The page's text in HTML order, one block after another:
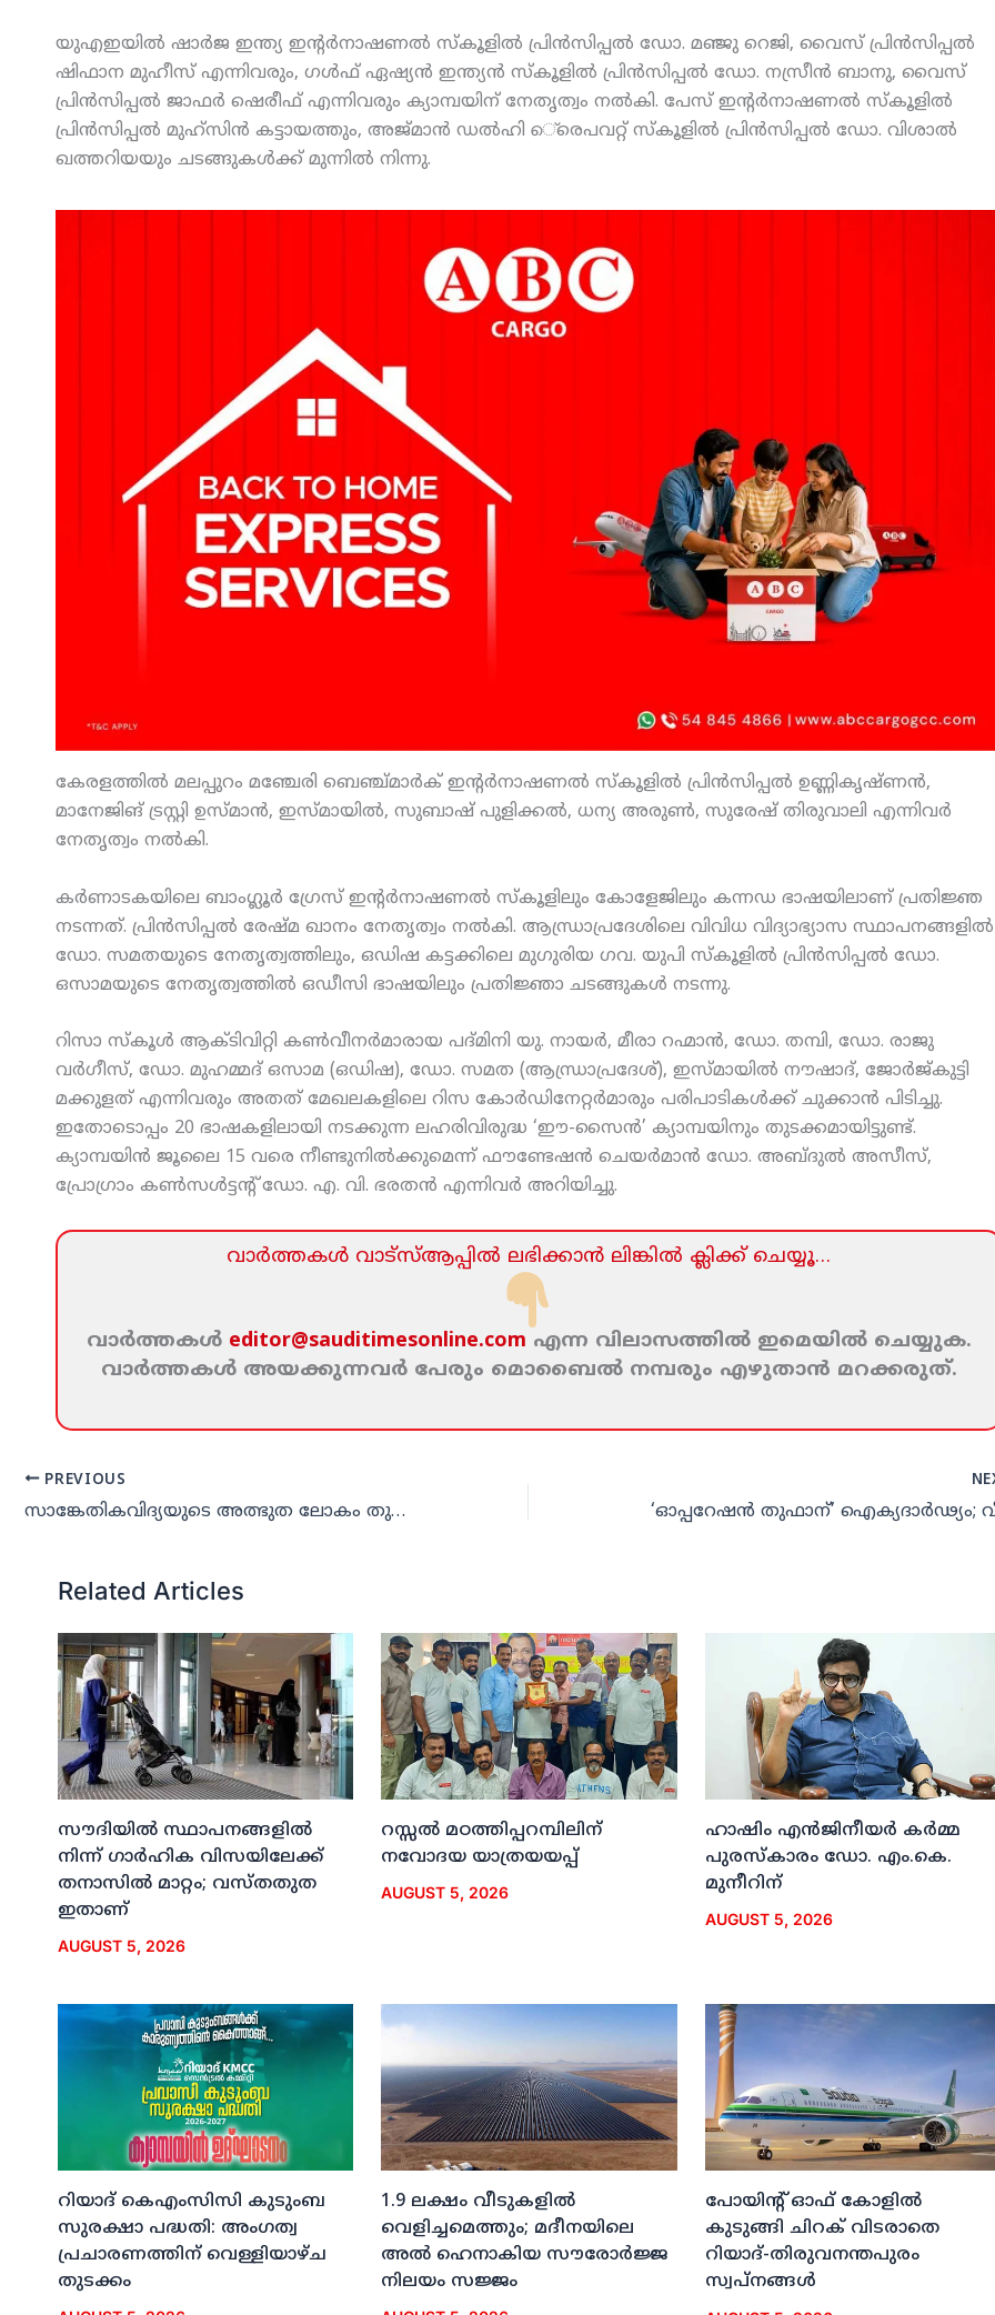
യുഎഇയില്‍ ഷാര്‍ജ ഇന്ത്യ ഇന്റര്‍നാഷണല്‍ സ്‌കൂളില്‍ പ്രിന്‍സിപ്പല്‍ ഡോ. മഞ്ജു റെജി, വൈസ് പ്രിന്‍സിപ്പല്‍
ഷിഫാന മുഹീസ് എന്നിവരും, ഗള്‍ഫ് ഏഷ്യന്‍ ഇന്ത്യന്‍ സ്‌കൂളില്‍ പ്രിന്‍സിപ്പല്‍ ഡോ. നസ്രീന്‍ ബാനു, വൈസ്
പ്രിന്‍സിപ്പല്‍ ജാഫര്‍ ഷെരീഫ് എന്നിവരും ക്യാമ്പയിന് നേതൃത്വം നല്‍കി. പേസ് ഇന്റര്‍നാഷണല്‍ സ്‌കൂളില്‍
പ്രിന്‍സിപ്പല്‍ മുഹ്‌സിന്‍ കട്ടായത്തും, അജ്മാന്‍ ഡല്‍ഹി െ്രെപവറ്റ് സ്‌കൂളില്‍ പ്രിന്‍സിപ്പല്‍ ഡോ. വിശാല്‍
ഖത്തറിയയും ചടങ്ങുകള്‍ക്ക് മുന്നില്‍ നിന്നു.
കേരളത്തില്‍ മലപ്പുറം മഞ്ചേരി ബെഞ്ച്മാര്‍ക് ഇന്റര്‍നാഷണല്‍ സ്‌കൂളില്‍ പ്രിന്‍സിപ്പല്‍ ഉണ്ണികൃഷ്ണന്‍,
മാനേജിങ് ട്രസ്റ്റി ഉസ്മാന്‍, ഇസ്മായില്‍, സുബാഷ് പുളിക്കല്‍, ധന്യ അരുണ്‍, സുരേഷ് തിരുവാലി എന്നിവര്‍
നേതൃത്വം നല്‍കി.
കര്‍ണാടകയിലെ ബാംഗ്ലൂര്‍ ഗ്രേസ് ഇന്റര്‍നാഷണല്‍ സ്‌കൂളിലും കോളേജിലും കന്നഡ ഭാഷയിലാണ് പ്രതിജ്ഞ
നടന്നത്. പ്രിന്‍സിപ്പല്‍ രേഷ്മ ഖാനം നേതൃത്വം നല്‍കി. ആന്ധ്രാപ്രദേശിലെ വിവിധ വിദ്യാഭ്യാസ സ്ഥാപനങ്ങളില്‍
ഡോ. സമതയുടെ നേതൃത്വത്തിലും, ഒഡിഷ കട്ടക്കിലെ മുഗുരിയ ഗവ. യുപി സ്‌കൂളില്‍ പ്രിന്‍സിപ്പല്‍ ഡോ.
ഒസാമയുടെ നേതൃത്വത്തില്‍ ഒഡീസി ഭാഷയിലും പ്രതിജ്ഞാ ചടങ്ങുകള്‍ നടന്നു.
റിസാ സ്‌കൂള്‍ ആക്ടിവിറ്റി കണ്‍വീനര്‍മാരായ പദ്മിനി യു. നായര്‍, മീരാ റഹ്മാന്‍, ഡോ. തമ്പി, ഡോ. രാജു
വര്‍ഗീസ്, ഡോ. മുഹമ്മദ് ഒസാമ (ഒഡിഷ), ഡോ. സമത (ആന്ധ്രാപ്രദേശ്), ഇസ്മായില്‍ നൗഷാദ്, ജോര്‍ജ്കുട്ടി
മക്കുളത് എന്നിവരും അതത് മേഖലകളിലെ റിസ കോര്‍ഡിനേറ്റര്‍മാരും പരിപാടികള്‍ക്ക് ചുക്കാന്‍ പിടിച്ചു.
ഇതോടൊപ്പം 20 ഭാഷകളിലായി നടക്കുന്ന ലഹരിവിരുദ്ധ ‘ഈ-സൈന്‍’ ക്യാമ്പയിനും തുടക്കമായിട്ടുണ്ട്.
ക്യാമ്പയിന്‍ ജൂലൈ 15 വരെ നീണ്ടുനില്‍ക്കുമെന്ന് ഫൗണ്ടേഷന്‍ ചെയര്‍മാന്‍ ഡോ. അബ്ദുല്‍ അസീസ്,
പ്രോഗ്രാം കണ്‍സള്‍ട്ടന്റ് ഡോ. എ. വി. ഭരതന്‍ എന്നിവര്‍ അറിയിച്ചു.
വാര്‍ത്തകള്‍ വാട്‌സ്‌ആപ്പില്‍ ലഭിക്കാന്‍ ലിങ്കില്‍ ക്ലിക്ക്‌ ചെയ്യൂ…
വാര്‍ത്തകള്‍ editor@sauditimesonline.com എന്ന വിലാസത്തില്‍ ഇമെയില്‍ ചെയ്യുക.
വാര്‍ത്തകള്‍ അയക്കുന്നവര്‍ പേരും മൊബൈല്‍ നമ്പരും എഴുതാന്‍ മറക്കരുത്‌.
PREVIOUS
സാങ്കേതികവിദ്യയുടെ അത്ഭുത ലോകം തുറന്ന് ‘എഐ ലിറ്ററസി’ ക്യാമ്പ്
Related Articles
സൗദിയില്‍ സ്ഥാപനങ്ങളില്‍
നിന്ന് ഗാര്‍ഹിക വിസയിലേക്ക്
തനാസില്‍ മാറ്റം; വസ്തതുത
ഇതാണ്
AUGUST 5, 2026
റസ്സല്‍ മഠത്തിപ്പറമ്പിലിന്
നവോദയ യാത്രയയപ്പ്
AUGUST 5, 2026
ഹാഷിം എന്‍ജിനീയര്‍ കര്‍മ്മ
പുരസ്‌കാരം ഡോ. എം.കെ.
മുനീറിന്
AUGUST 5, 2026
റിയാദ് കെഎംസിസി കുടുംബ
സുരക്ഷാ പദ്ധതി: അംഗത്വ
പ്രചാരണത്തിന് വെള്ളിയാഴ്ച
തുടക്കം
1.9 ലക്ഷം വീടുകളില്‍
വെളിച്ചമെത്തും; മദീനയിലെ
അല്‍ ഹെനാകിയ സൗരോര്‍ജ്ജ
നിലയം സജ്ജം
പോയിന്റ് ഓഫ് കോളില്‍
കുടുങ്ങി ചിറക് വിടരാതെ
റിയാദ്-തിരുവനന്തപുരം
സ്വപ്നങ്ങള്‍